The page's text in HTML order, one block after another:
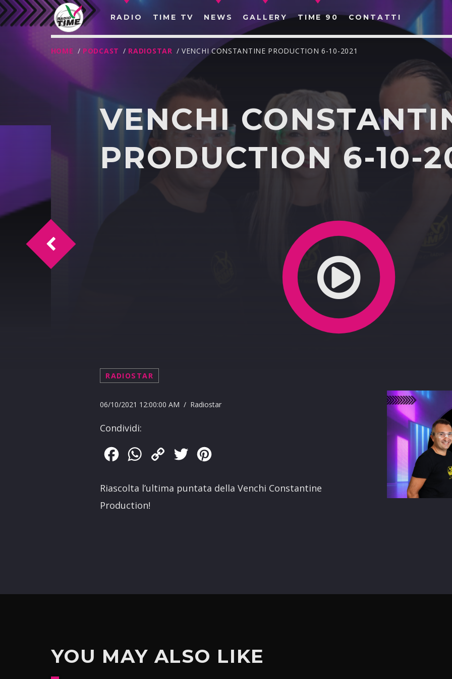
RADIO TIME TV NEWS GALLERY TIME 90 CONTATTI
CERCA NEL SITO WEB:
HOME / PODCAST / RADIOSTAR / VENCHI CONSTANTINE PRODUCTION 6-10-2021
VENCHI
PRODUCTION 6-10-
RADIOSTAR
06/10/2021 12:00:00 AM / Radiostar
Condividi:
FacebookWhatsApp
Copy
Twitter
Riascolta l’ultima puntata della Venchi Constantine
Production!
Oroscopo del 07-10-2021
YOU MAY ALSO LIKE